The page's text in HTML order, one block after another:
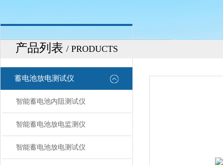
产品列表 / PRODUCTS
蓄电池放电测试仪
智能蓄电池内阻测试仪
智能蓄电池放电监测仪
智能蓄电池放电测试仪